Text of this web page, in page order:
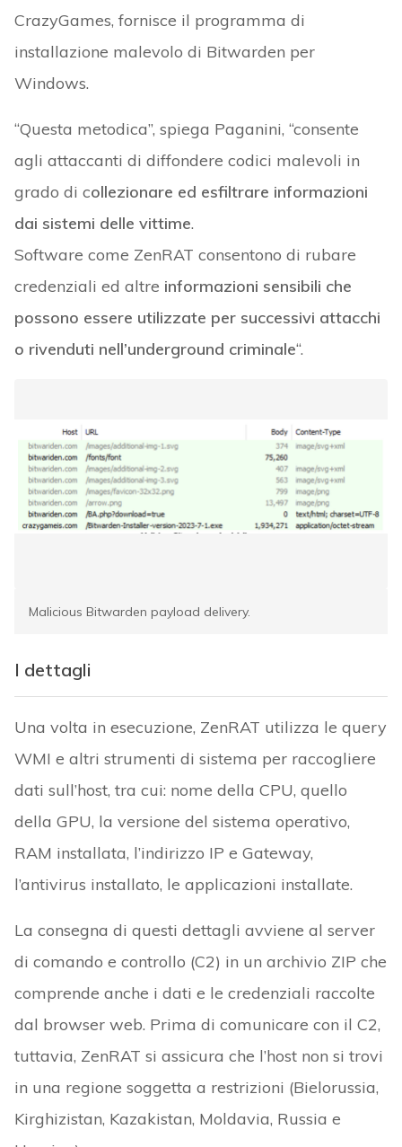
CrazyGames, fornisce il programma di
installazione malevolo di Bitwarden per
Windows.
“Questa metodica”, spiega Paganini, “consente
agli attaccanti di diffondere codici malevoli in
grado di collezionare ed esfiltrare informazioni
dai sistemi delle vittime.
Software come ZenRAT consentono di rubare
credenziali ed altre informazioni sensibili che
possono essere utilizzate per successivi attacchi
o rivenduti nell’underground criminale“.
Malicious Bitwarden payload delivery.
I dettagli
Una volta in esecuzione, ZenRAT utilizza le query
WMI e altri strumenti di sistema per raccogliere
dati sull’host, tra cui: nome della CPU, quello
della GPU, la versione del sistema operativo,
RAM installata, l’indirizzo IP e Gateway,
l’antivirus installato, le applicazioni installate.
La consegna di questi dettagli avviene al server
di comando e controllo (C2) in un archivio ZIP che
comprende anche i dati e le credenziali raccolte
dal browser web. Prima di comunicare con il C2,
tuttavia, ZenRAT si assicura che l’host non si trovi
in una regione soggetta a restrizioni (Bielorussia,
Kirghizistan, Kazakistan, Moldavia, Russia e